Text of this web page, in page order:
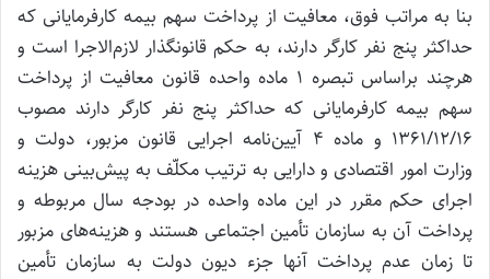
بنا به مراتب فوق، معافیت از پرداخت سهم بیمه کارفرمایانی که
حداکثر پنج نفر کارگر دارند، به حکم قانونگذار لازم‌الاجرا است و
هرچند براساس تبصره ۱ ماده واحده قانون معافیت از پرداخت
سهم بیمه کارفرمایانی که حداکثر پنج نفر کارگر دارند مصوب
۱۳۶۱/۱۲/۱۶ و ماده ۴ آیین‌نامه اجرایی قانون مزبور، دولت و
وزارت امور اقتصادی و دارایی به ترتیب مکلّف به پیش‌بینی هزینه
اجرای حکم مقرر در این ماده واحده در بودجه سال مربوطه و
پرداخت آن به سازمان تأمین اجتماعی هستند و هزینه‌های مزبور
تا زمان عدم پرداخت آنها جزء دیون دولت به سازمان تأمین